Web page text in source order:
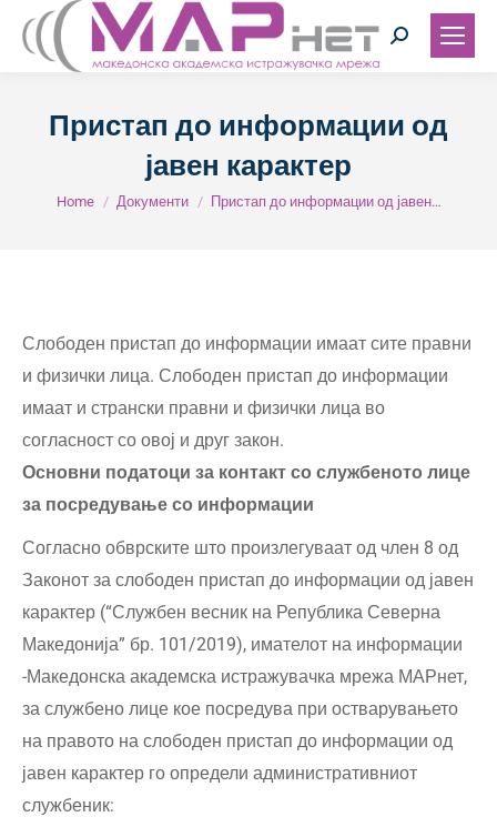
Search:
Пристап до информации од
јавен карактер
You are here:
Home Документи Пристап до информации од јавен…
Слободен пристап до информации имаат сите правни
и физички лица. Слободен пристап до информации
имаат и странски правни и физички лица во
согласност со овој и друг закон.
Основни податоци за контакт со службеното лице
за посредување со информации
Согласно обврските што произлегуваат од член 8 од
Законот за слободен пристап до информации од јавен
карактер (“Службен весник на Република Северна
Македонија” бр. 101/2019), имателот на информации
-Македонска академска истражувачка мрежа МАРнет,
за службено лице кое посредува при остварувањето
на правото на слободен пристап до информации од
јавен карактер го определи административниот
службеник: